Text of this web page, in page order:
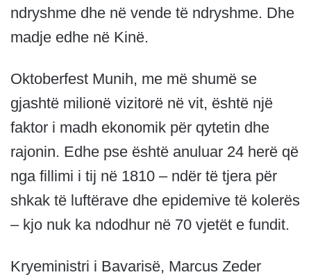
ndryshme dhe në vende të ndryshme. Dhe
madje edhe në Kinë.
Oktoberfest Munih, me më shumë se
gjashtë milionë vizitorë në vit, është një
faktor i madh ekonomik për qytetin dhe
rajonin. Edhe pse është anuluar 24 herë që
nga fillimi i tij në 1810 – ndër të tjera për
shkak të luftërave dhe epidemive të kolerës
– kjo nuk ka ndodhur në 70 vjetët e fundit.
Kryeministri i Bavarisë, Marcus Zeder